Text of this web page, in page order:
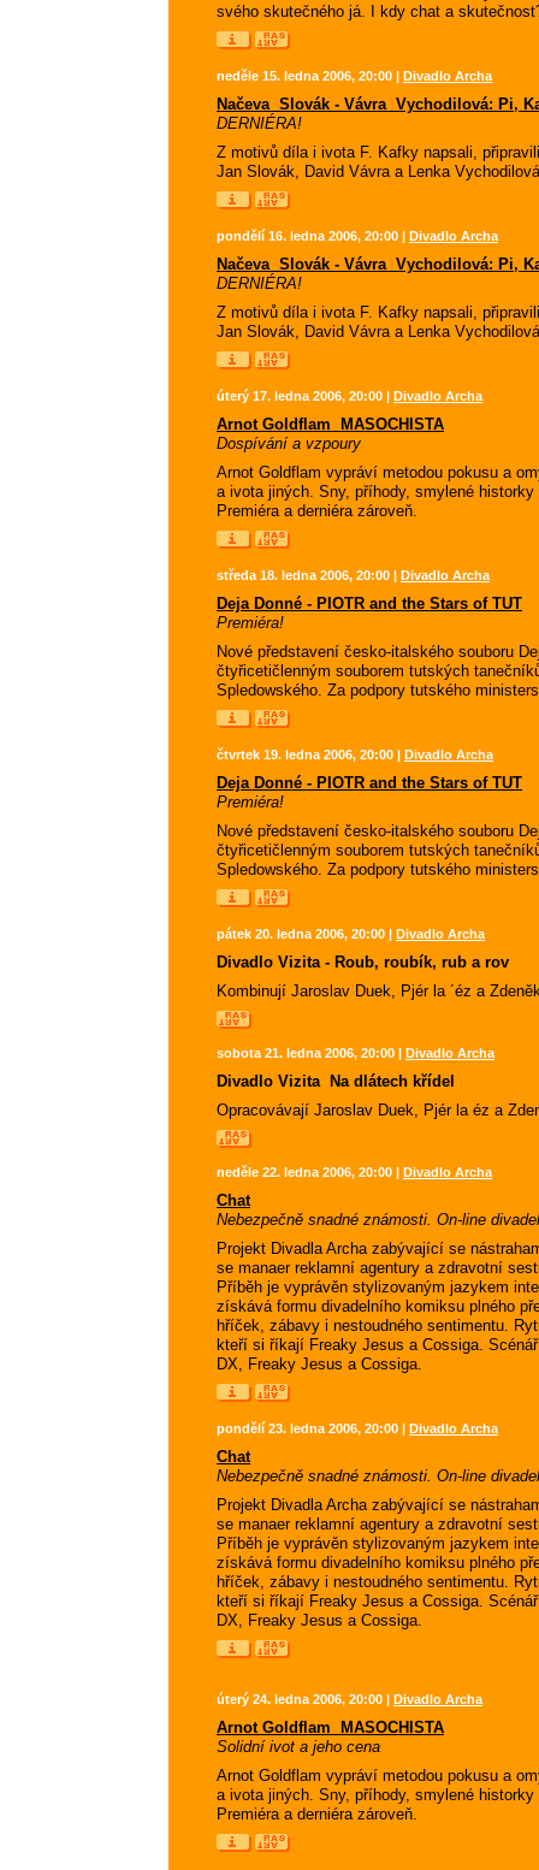
svého skutečného já. I kdy chat a
neděle 15. ledna 2006, 20:00 | Divadlo Archa
Načeva  Slovák - Vávra  Vychodilová: Pi,
DERNIÉRA!
Z motivů díla i ivota F. Kafky napsali,
Jan Slovák, David Vávra a Lenka
pondělí 16. ledna 2006, 20:00 | Divadlo Archa
Načeva  Slovák - Vávra  Vychodilová: Pi,
DERNIÉRA!
Z motivů díla i ivota F. Kafky napsali,
Jan Slovák, David Vávra a Lenka
úterý 17. ledna 2006, 20:00 | Divadlo Archa
Arnot Goldflam  MASOCHISTA
Dospívání a vzpoury
Arnot Goldflam vypráví metodou pokusu a
a ivota jiných. Sny, příhody, smylené
Premiéra a derniéra zároveň.
středa 18. ledna 2006, 20:00 | Divadlo Archa
Deja Donné - PIOTR and the Stars of TUT
Premiéra!
Nové představení česko-italského souboru
čtyřicetičlenným souborem tutských
Spledowského. Za podpory tutského
čtvrtek 19. ledna 2006, 20:00 | Divadlo Archa
Deja Donné - PIOTR and the Stars of TUT
Premiéra!
Nové představení česko-italského souboru
čtyřicetičlenným souborem tutských
Spledowského. Za podpory tutského
pátek 20. ledna 2006, 20:00 | Divadlo Archa
Divadlo Vizita - Roub, roubík, rub a rov
Kombinují Jaroslav Duek, Pjér la ´éz a
sobota 21. ledna 2006, 20:00 | Divadlo Archa
Divadlo Vizita  Na dlátech křídel
Opracovávají Jaroslav Duek, Pjér la éz a
neděle 22. ledna 2006, 20:00 | Divadlo Archa
Chat
Nebezpečně snadné známosti. On-line
Projekt Divadla Archa zabývající se
se manaer reklamní agentury a zdravotní
Příběh je vyprávěn stylizovaným jazykem
získává formu divadelního komiksu plného
hříček, zábavy i nestoudného sentimentu.
kteří si říkají Freaky Jesus a Cossiga.
DX, Freaky Jesus a Cossiga.
pondělí 23. ledna 2006, 20:00 | Divadlo Archa
Chat
Nebezpečně snadné známosti. On-line
Projekt Divadla Archa zabývající se
se manaer reklamní agentury a zdravotní
Příběh je vyprávěn stylizovaným jazykem
získává formu divadelního komiksu plného
hříček, zábavy i nestoudného sentimentu.
kteří si říkají Freaky Jesus a Cossiga.
DX, Freaky Jesus a Cossiga.
úterý 24. ledna 2006, 20:00 | Divadlo Archa
Arnot Goldflam  MASOCHISTA
Solidní ivot a jeho cena
Arnot Goldflam vypráví metodou pokusu a
a ivota jiných. Sny, příhody, smylené
Premiéra a derniéra zároveň.